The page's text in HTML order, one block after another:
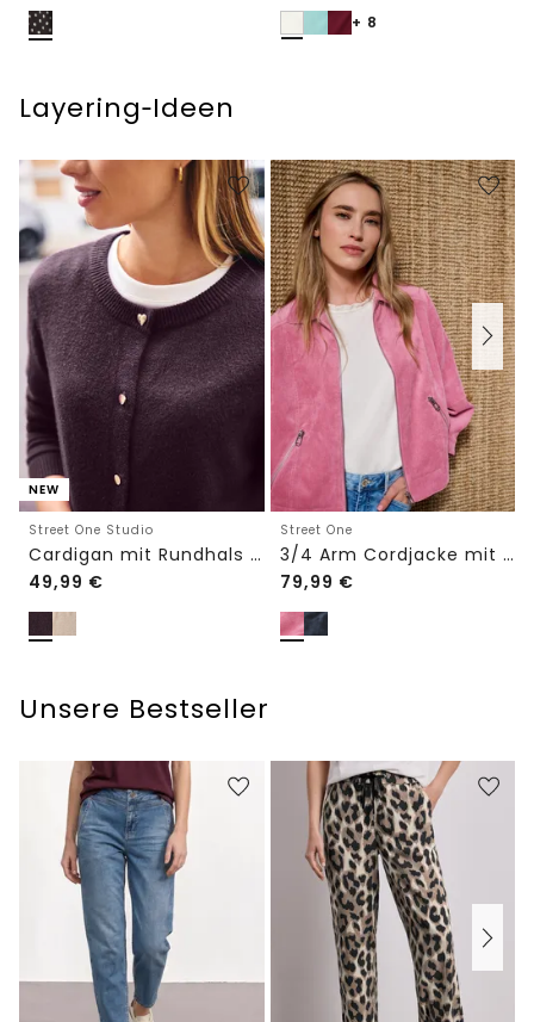
+ 8
Layering‑Ideen
NEW
Street One Studio
Cardigan mit Rundhals und Knöpfen
49,99 €
Street One
3/4 Arm Cordjacke mit Hemdkragen
79,99 €
Unsere Bestseller